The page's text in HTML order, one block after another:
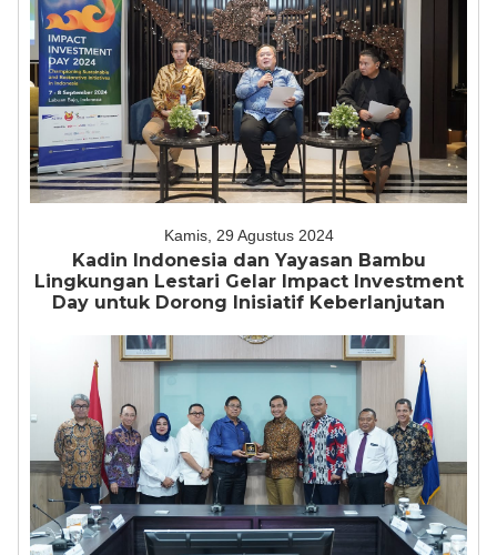
Kamis, 29 Agustus 2024
Kadin Indonesia dan Yayasan Bambu
Lingkungan Lestari Gelar Impact Investment
Day untuk Dorong Inisiatif Keberlanjutan